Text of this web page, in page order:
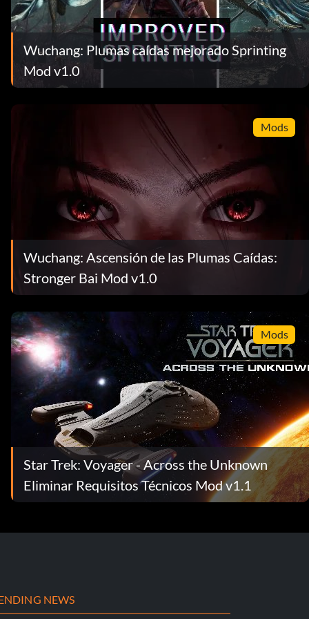
Wuchang: Plumas caídas mejorado Sprinting
Mod v1.0
Mods
Wuchang: Ascensión de las Plumas Caídas:
Stronger Bai Mod v1.0
Mods
Star Trek: Voyager - Across the Unknown
Eliminar Requisitos Técnicos Mod v1.1
NEWS